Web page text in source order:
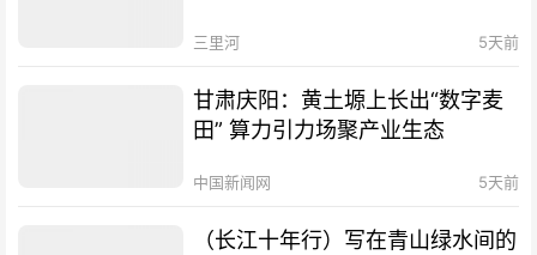
三里河 5天前
甘肃庆阳：黄土塬上长出“数字麦
田” 算力引力场聚产业生态
中国新闻网 5天前
（长江十年行）写在青山绿水间的